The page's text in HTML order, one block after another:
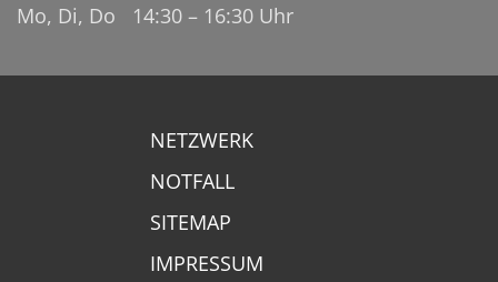
Mo, Di, Do 14:30 – 16:30 Uhr
NETZWERK
NOTFALL
SITEMAP
IMPRESSUM